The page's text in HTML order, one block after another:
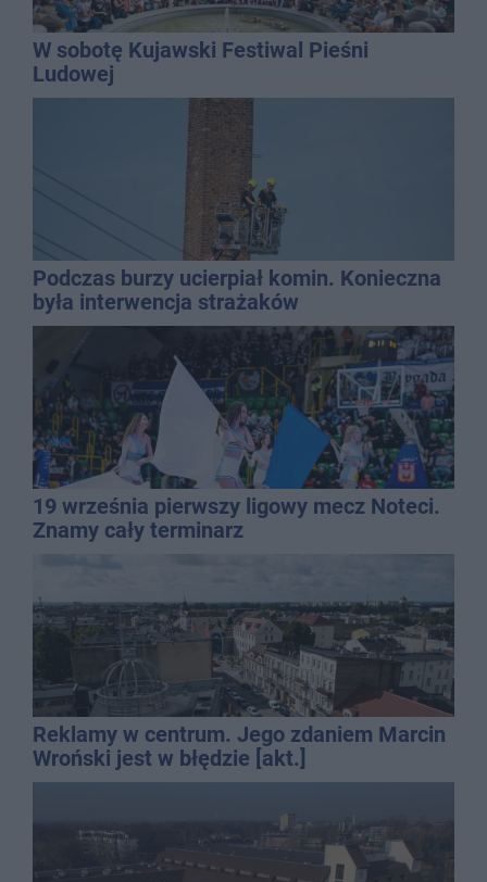
W sobotę Kujawski Festiwal Pieśni
Ludowej
Podczas burzy ucierpiał komin. Konieczna
była interwencja strażaków
19 września pierwszy ligowy mecz Noteci.
Znamy cały terminarz
Reklamy w centrum. Jego zdaniem Marcin
Wroński jest w błędzie [akt.]